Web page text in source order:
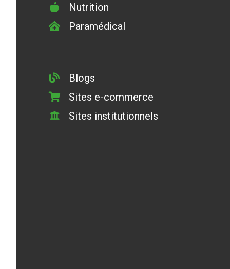
Nutrition
Paramédical
Blogs
Sites e-commerce
Sites institutionnels